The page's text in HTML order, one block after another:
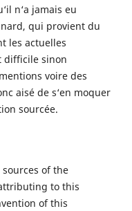
n‘a jamais eu
qui provient du
les actuelles
difficile sinon
voire des
aisé de s‘en moquer
sourcée.
of the
to this
of this